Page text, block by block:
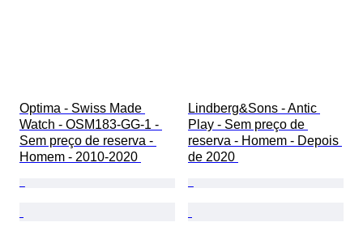
Optima - Swiss Made
Watch - OSM183-GG-1 -
Sem preço de reserva -
Homem - 2010-2020
Lindberg&Sons - Antic
Play - Sem preço de
reserva - Homem - Depois
de 2020